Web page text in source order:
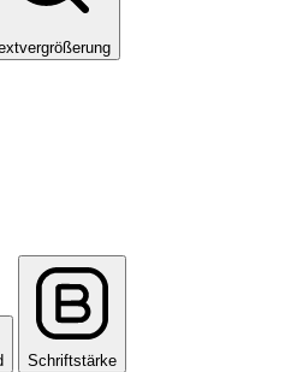
Schriftstärke